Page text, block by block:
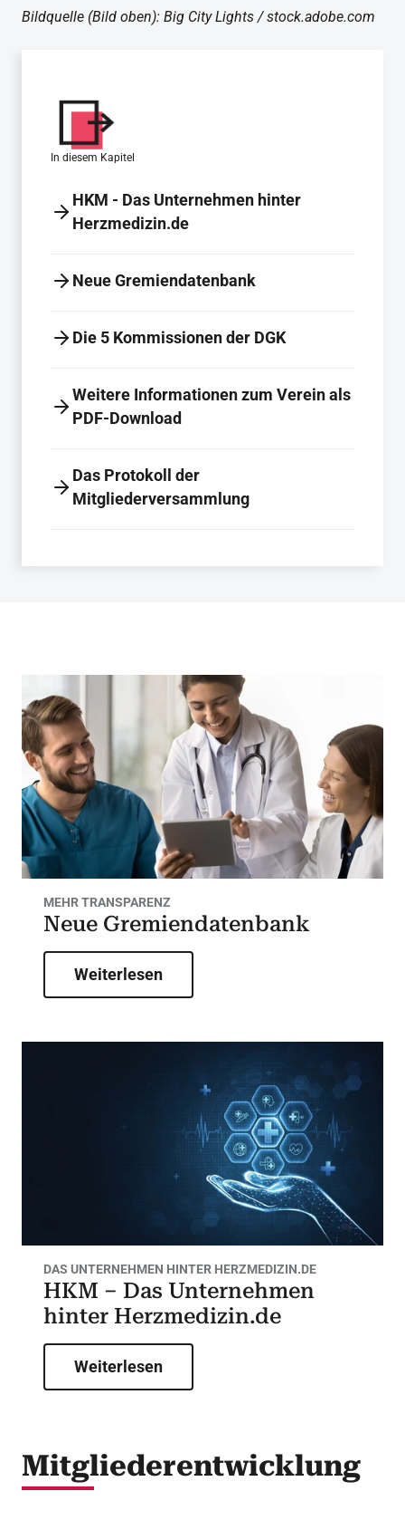
Bildquelle (Bild oben): Big City Lights / stock.adobe.com
In diesem Kapitel
HKM - Das Unternehmen hinter
Herzmedizin.de
Neue Gremiendatenbank
Die 5 Kommissionen der DGK
Weitere Informationen zum Verein als
PDF-Download
Das Protokoll der
Mitgliederversammlung
MEHR TRANSPARENZ
Neue Gremiendatenbank
Weiterlesen
DAS UNTERNEHMEN HINTER HERZMEDIZIN.DE
HKM – Das Unternehmen
hinter Herzmedizin.de
Weiterlesen
Mitgliederentwicklung